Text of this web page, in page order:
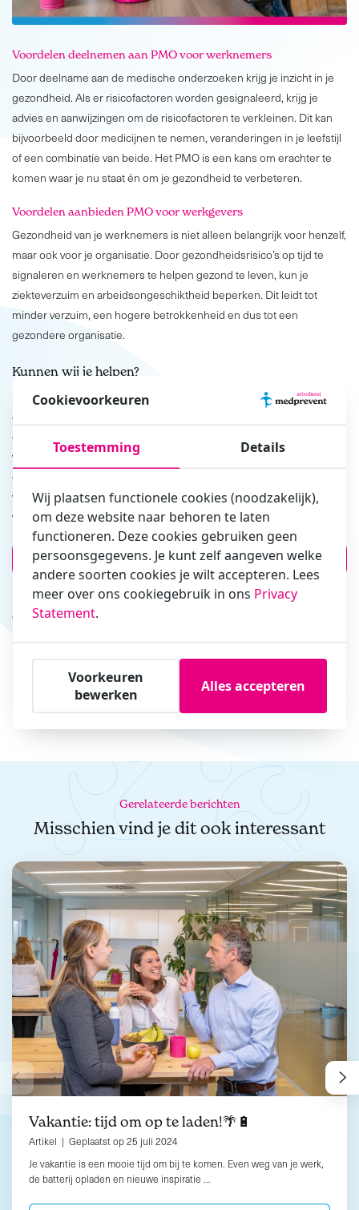
Voordelen deelnemen aan PMO voor werknemers
Door deelname aan de medische onderzoeken krijg je inzicht in je
gezondheid. Als er risicofactoren worden gesignaleerd, krijg je
advies en aanwijzingen om de risicofactoren te verkleinen. Dit kan
bijvoorbeeld door medicijnen te nemen, veranderingen in je leefstijl
of een combinatie van beide. Het PMO is een kans om erachter te
komen waar je nu staat én om je gezondheid te verbeteren.
Voordelen aanbieden PMO voor werkgevers
Gezondheid van je werknemers is niet alleen belangrijk voor henzelf,
maar ook voor je organisatie. Door gezondheidsrisico’s op tijd te
signaleren en werknemers te helpen gezond te leven, kun je
ziekteverzuim en arbeidsongeschiktheid beperken. Dit leidt tot
minder verzuim, een hogere betrokkenheid en dus tot een
gezondere organisatie.
Kunnen wij je helpen?
Het aanbieden van endeelnemen aan een PMO is een investering in
de gezondheid en het welzijn van jezelf, je werknemers én je
organisatie! Wij helpen je graag bij het samenstellen en aanbieden
van een preventief medisch onderzoek in jouw organisatie. Zodat je
een PMO kunt kiezen dat aansluit bij de behoeften van jouw
werknemers en organisatie.Start vandaag nog met het verbeteren
van de gezondheid in je organisatie!
PMO aanvragen
Ouder bericht
«
Recenter bericht
Samenwerking Arbodienst Medprevent en sc Heerenveen
verlengd!
»
Gerelateerde berichten
Misschien vind je dit ook interessant
Vakantie: tijd om op te laden!🌴🔋
Artikel | Geplaatst op 25 juli 2024
Je vakantie is een mooie tijd om bij te komen. Even weg van je werk,
de batterij opladen en nieuwe inspiratie …
Cookievoorkeuren
Toestemming Details
Wij plaatsen functionele cookies (noodzakelijk),
om deze website naar behoren te laten
functioneren. Deze cookies gebruiken geen
persoonsgegevens. Je kunt zelf aangeven welke
andere soorten cookies je wilt accepteren. Lees
meer over ons cookiegebruik in ons Privacy
Statement.
Voorkeuren
bewerken
Alles accepteren